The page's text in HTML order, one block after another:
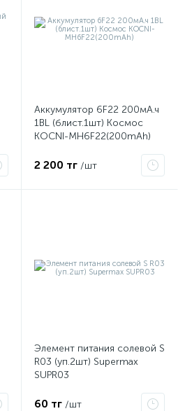
Аккумулятор 6F22 200мА.ч
1BL (блист.1шт) Космос
KOCNI-MH6F22(200mAh)
2 200 тг /шт
Элемент питания солевой S
R03 (уп.2шт) Supermax
SUPR03
60 тг /шт